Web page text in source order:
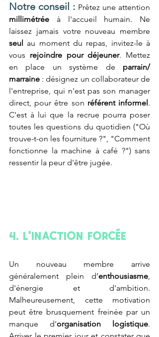
Notre conseil :
millimétrée à l'accueil humain. Ne
seul au moment du repas, invitez-le à
vous rejoindre pour déjeuner. Mettez
en place un système de parrain/
marraine : désignez un collaborateur de
l'entreprise, qui n'est pas son manager
direct, pour être son référent informel.
C'est à lui que la recrue pourra poser
toutes les questions du quotidien ("Où
trouve-t-on les fourniture ?", "Comment
fonctionne la machine à café ?") sans
ressentir la peur d'être jugée.
4. L'inaction forcée
Un nouveau membre arrive
généralement plein d’enthousiasme,
d'énergie et d'ambition.
Malheureusement, cette motivation
peut être brusquement freinée par un
manque d'organisation logistique.